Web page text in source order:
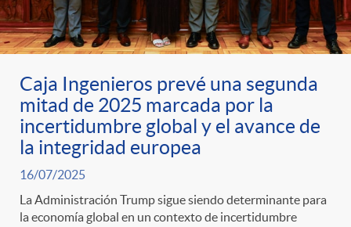
r
a
S
a
n
p
o
r
e
n
d
l
i
c
a
d
Caja Ingenieros prevé una segunda
mitad de 2025 marcada por la
incertidumbre global y el avance de
la integridad europea
16/07/2025
La Administración Trump sigue siendo determinante para
la economía global en un contexto de incertidumbre